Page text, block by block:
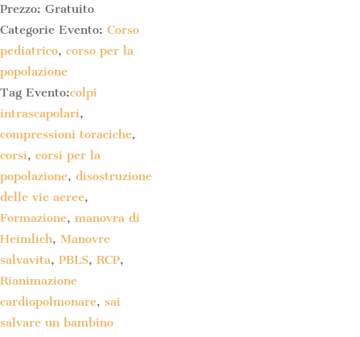
Prezzo: Gratuito
Categorie Evento: Corso
pediatrico, corso per la
popolazione
Tag Evento:colpi
intrascapolari,
compressioni toraciche,
corsi, corsi per la
popolazione, disostruzione
delle vie aeree,
Formazione, manovra di
Heimlich, Manovre
salvavita, PBLS, RCP,
Rianimazione
cardiopolmonare, sai
salvare un bambino